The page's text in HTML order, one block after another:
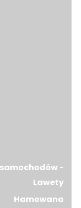
-
Lawety
Hamowana